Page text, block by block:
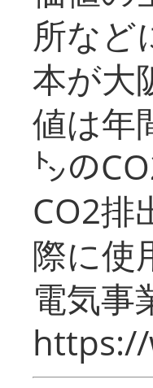
所など
本が大
値は年
㌧の
CO2排
際に使
電気事